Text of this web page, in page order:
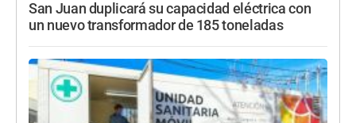
San Juan duplicará su capacidad eléctrica con
un nuevo transformador de 185 toneladas